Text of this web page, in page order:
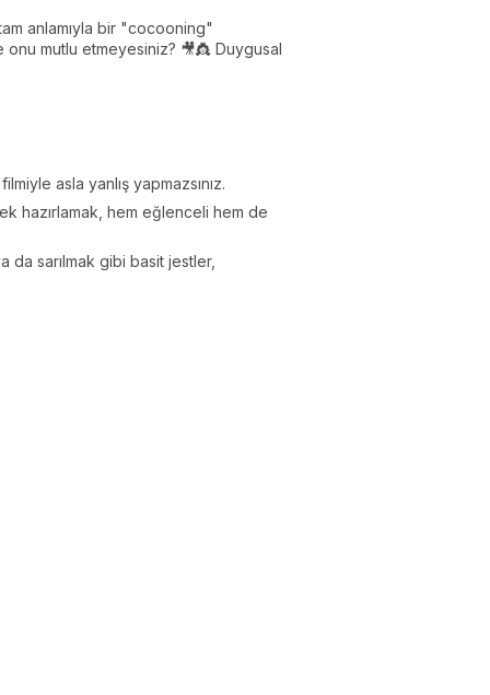
anlamıyla bir "cocooning"
mutlu etmeyesiniz? 🎥👸 Duygusal
asla yanlış yapmazsınız.
hazırlamak, hem eğlenceli hem de
da sarılmak gibi basit jestler,